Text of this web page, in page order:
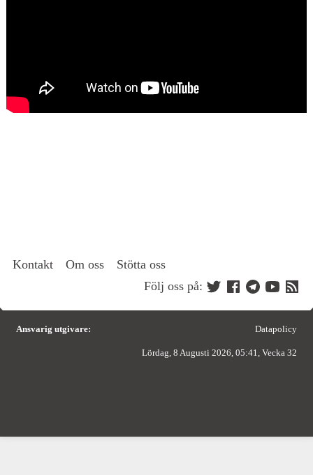
Kontakt Om oss
Stötta oss
Följ oss på:
Ansvarig utgivare: Datapolicy
Lördag, 8 Augusti 2026, 05:41, Vecka 32